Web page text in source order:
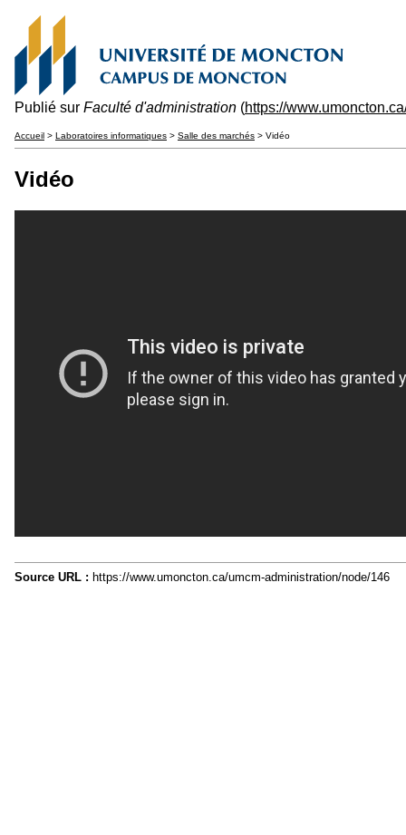
Publié sur Faculté d'administration (https://
Accueil > Laboratoires informatiques > Salle des marchés > Vidéo
Vidéo
Source URL : https://www.umoncton.ca/umcm-administration/node/146